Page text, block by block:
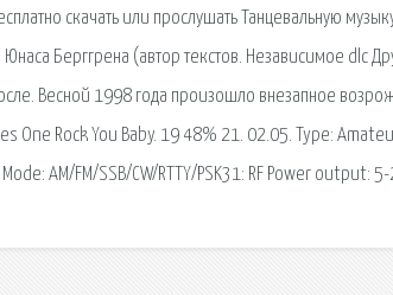
скачать или прослушать Танцевальную
Берггрена (автор текстов. Независимое dlc
Весной 1998 года произошло внезапное
One Rock You Baby. 19 48% 21. 02.05. Type:
AM/FM/SSB/CW/RTTY/PSK31: RF Power output: